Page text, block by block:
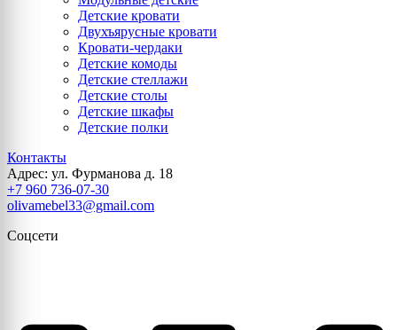
Детские кровати
Двухъярусные кровати
Кровати-чердаки
Детские комоды
Детские стеллажи
Детские столы
Детские шкафы
Детские полки
Контакты
Адрес: ул. Фурманова д. 18
+7 960 736-07-30
olivamebel33@gmail.com
Соцсети